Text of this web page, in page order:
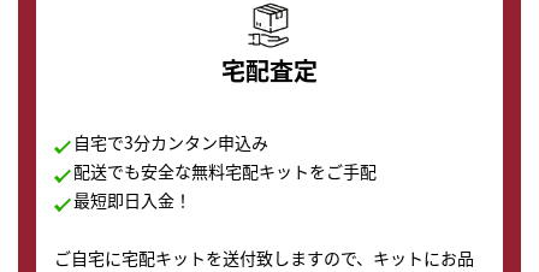
宅配査定
自宅で3分カンタン申込み
配送でも安全な無料宅配キットをご手配
最短即日入金！
ご自宅に宅配キットを送付致しますので、キットにお品